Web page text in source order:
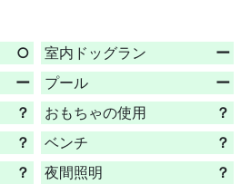
○ 室内ドッグラン
ー
ー プール
ー
？ おもちゃの使用
？
？ ベンチ
？
？ 夜間照明 ？